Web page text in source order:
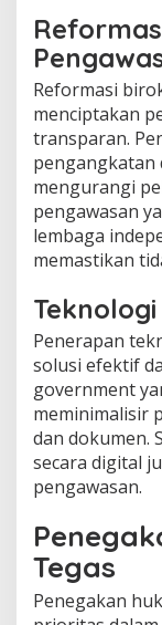
Reformasi
menciptakan
transparan.
pengangkatan
mengurangi
pengawasan
lembaga
memastikan
Penerapan
solusi efektif
government
meminimalisir
dan dokumen.
secara digital
pengawasan.
Tegas
Penegakan